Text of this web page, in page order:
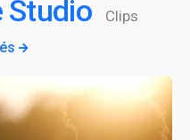
Studio Clips